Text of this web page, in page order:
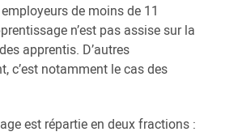
de moins de 11
n’est pas assise sur la
apprentis. D’autres
c’est notamment le cas des
est répartie en deux fractions :